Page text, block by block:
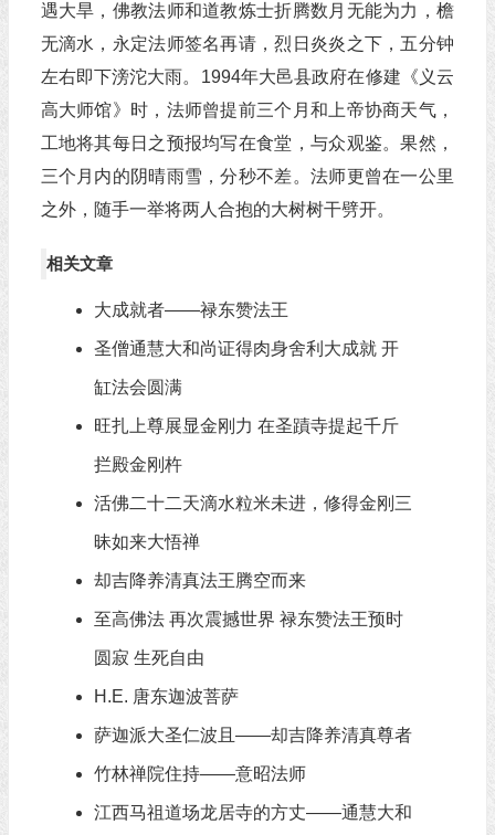
遇大旱，佛教法师和道教炼士折腾数月无能为力，檐
无滴水，永定法师签名再请，烈日炎炎之下，五分钟
左右即下滂沱大雨。1994年大邑县政府在修建《义云
高大师馆》时，法师曾提前三个月和上帝协商天气，
工地将其每日之预报均写在食堂，与众观鉴。果然，
三个月内的阴晴雨雪，分秒不差。法师更曾在一公里
之外，随手一举将两人合抱的大树树干劈开。
相关文章
大成就者——禄东赞法王
圣僧通慧大和尚证得肉身舍利大成就 开
缸法会圆满
旺扎上尊展显金刚力 在圣蹟寺提起千斤
拦殿金刚杵
活佛二十二天滴水粒米未进，修得金刚三
昧如来大悟禅
却吉降养清真法王腾空而来
至高佛法 再次震撼世界 禄东赞法王预时
圆寂 生死自由
H.E. 唐东迦波菩萨
萨迦派大圣仁波且——却吉降养清真尊者
竹林禅院住持——意昭法师
江西马祖道场龙居寺的方丈——通慧大和